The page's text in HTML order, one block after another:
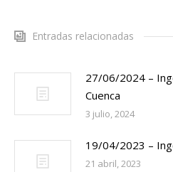
Entradas relacionadas
27/06/2024 –
Cuenca
3 julio, 2024
19/04/2023 –
21 abril, 2023